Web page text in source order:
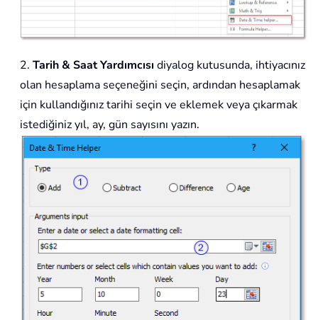
2. Tarih & Saat Yardımcısı diyalog kutusunda, ihtiyacınız
olan hesaplama seçeneğini seçin, ardından hesaplamak
için kullandığınız tarihi seçin ve eklemek veya çıkarmak
istediğiniz yıl, ay, gün sayısını yazın.